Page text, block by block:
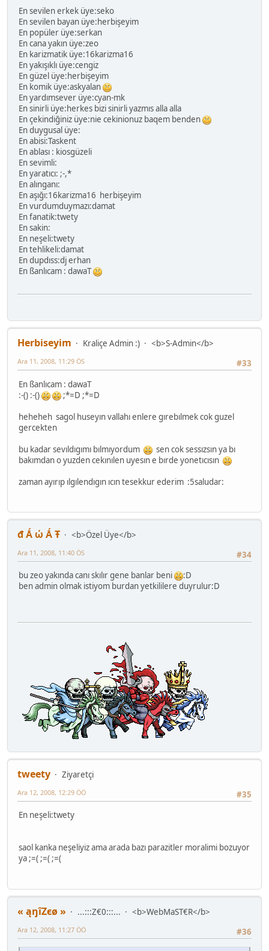
En sevilen erkek üye:seko
En sevilen bayan üye:herbişeyim
En popüler üye:serkan
En cana yakın üye:zeo
En karizmatik üye:16karizma16
En yakışıklı üye:cengiz
En güzel üye:herbişeyim
En komik üye:askyalan
En yardımsever üye:cyan-mk
En sinirli üye:herkes bizi sinirli yazmıs alla alla
En çekindiğiniz üye:nie cekinionuz baqem benden
En duygusal üye:
En abisi:Taskent
En ablası : kiosgüzeli
En sevimli:
En yaratıcı: ;-,*
En alınganı:
En aşığı:16karizma16 herbişeyim
En vurdumduymazı:damat
En fanatik:twety
En sakin:
En neşeli:twety
En tehlikeli:damat
En dupdıss:dj erhan
En ßanlıcam : dawaT
Herbiseyim Kraliçe Admin :)
<b>S-Admin</b>
#33
Ara 11, 2008, 11:29 ÖS
En ßanlıcam : dawaT
:-() :-()
;*=D ;*=D
heheheh sagol huseyın vallahı enlere gırebılmek cok guzel
gercekten
bu kadar sevıldıgımı bılmıyordum
sen cok sessızsın ya bı
bakımdan o yuzden cekınılen uyesın e bırde yonetıcısın
zaman ayırıp ılgılendıgın ıcın tesekkur ederim :5saludar:
đ Ǻ ώ Ǻ Ŧ
<b>Özel Üye</b>
#34
Ara 11, 2008, 11:40 ÖS
bu zeo yakında canı skılır gene banlar beni
:D
ben admin olmak istiyom burdan yetkililere duyrulur:D
tweety
Ziyaretçi
#35
Ara 12, 2008, 12:29 ÖÖ
En neşeli:twety
saol kanka neşeliyiz ama arada bazı parazitler moralimi bozuyor
ya ;=( ;=( ;=(
« ąŋîZєø » ...:::Z€0:::...
<b>WebMaST€R</b>
#36
Ara 12, 2008, 11:27 ÖÖ